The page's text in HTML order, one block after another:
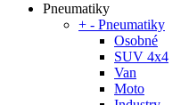
Pneumatiky
+ - Pneumatiky
Osobné
SUV 4x4
Van
Moto